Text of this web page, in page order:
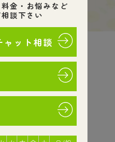
フブログ HAPPY 2022!